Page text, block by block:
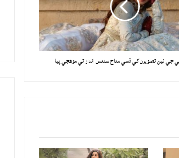
جي نين تصويرن کي ڏسي مداح سندس انداز تي موهجي پيا